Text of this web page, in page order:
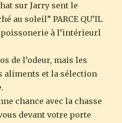
sur Jarry sent le
au soleil” PARCE QU’IL
poissonerie à l’intérieurl
de l’odeur, mais les
aliments et la sélection
chance avec la chasse
devant votre porte